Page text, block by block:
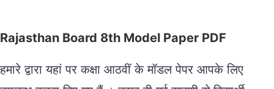
Rajasthan Board 8th Model Paper PDF
हमारे द्वारा यहां पर कक्षा आठवीं के मॉडल पेपर आपके लिए